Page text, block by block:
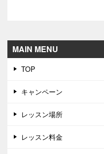
MAIN MENU
TOP
キャンペーン
レッスン場所
レッスン料金